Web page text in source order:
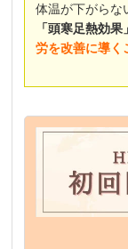
体温が下がらな
「頭寒足熱効果」
労を改善に導く